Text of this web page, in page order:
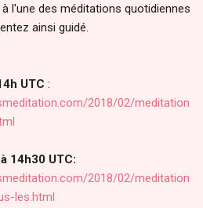
l'une des méditations quotidiennes
ainsi guidé.
UTC :
2018/02/meditation
14h30 UTC:
2018/02/meditation
les.html